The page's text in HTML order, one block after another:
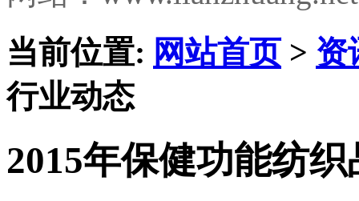
当前位置: 网站首页> 资
行业动态
2015年保健功能纺